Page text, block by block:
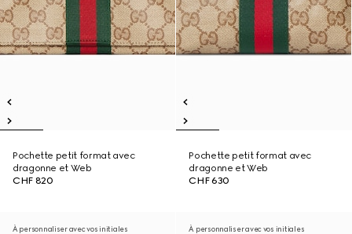
Pochette petit format avec
dragonne et Web
CHF 820
Pochette petit format avec
dragonne et Web
CHF 630
À personnaliser avec vos initiales À personnaliser avec vos initiales